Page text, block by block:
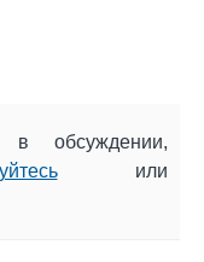
в обсуждении,
или